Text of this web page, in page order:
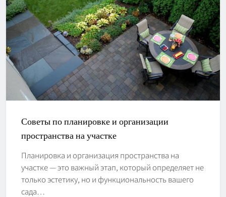
Советы по планировке и организации
пространства на участке
Планировка и организация пространства на
участке — это важный этап, который определяет не
только эстетику, но и функциональность вашего
сада…